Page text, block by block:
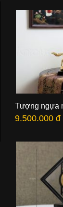
Tượng ngựa
9.500.000 đ